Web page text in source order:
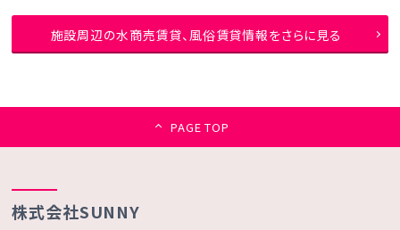
施設周辺の水商売賃貸、風俗賃貸情報をさらに見る
PAGE TOP
株式会社SUNNY